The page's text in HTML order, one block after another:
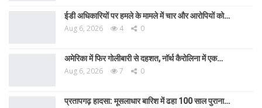
ईडी अधिकारियों पर हमले के मामले में चार और आरोपियों को…
Aug 6, 2026 4 0
अमेरिका में फिर गोलीबारी से दहशत, नॉर्थ कैरोलिना में एक…
Aug 6, 2026 7 0
प्रतापगढ़ हादसा: मूसलाधार बारिश में ढहा 100 साल पुराना…